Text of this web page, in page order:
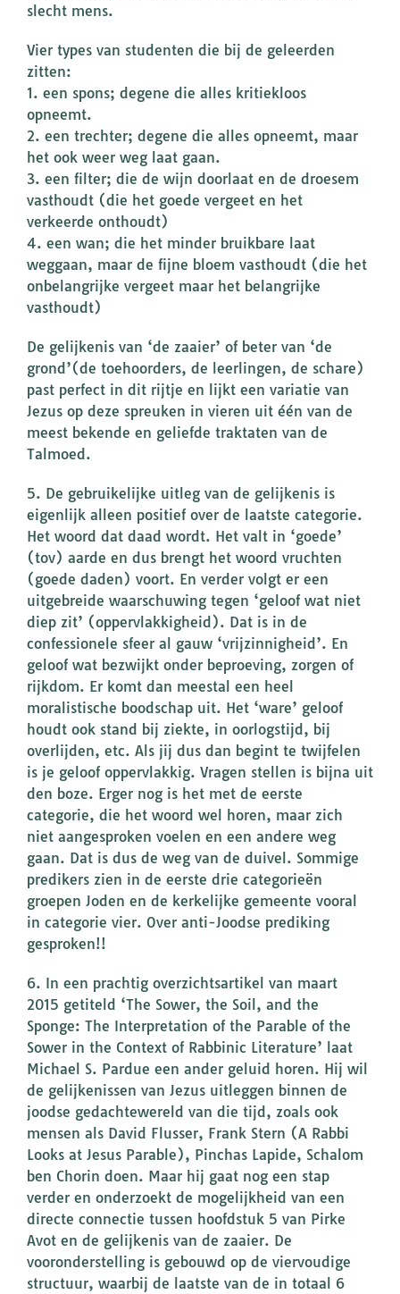
slecht mens.
Vier types van studenten die bij de geleerden
zitten:
1. een spons; degene die alles kritiekloos
opneemt.
2. een trechter; degene die alles opneemt, maar
het ook weer weg laat gaan.
3. een filter; die de wijn doorlaat en de droesem
vasthoudt (die het goede vergeet en het
verkeerde onthoudt)
4. een wan; die het minder bruikbare laat
weggaan, maar de fijne bloem vasthoudt (die het
onbelangrijke vergeet maar het belangrijke
vasthoudt)
De gelijkenis van ‘de zaaier’ of beter van ‘de
grond’(de toehoorders, de leerlingen, de schare)
past perfect in dit rijtje en lijkt een variatie van
Jezus op deze spreuken in vieren uit één van de
meest bekende en geliefde traktaten van de
Talmoed.
5. De gebruikelijke uitleg van de gelijkenis is
eigenlijk alleen positief over de laatste categorie.
Het woord dat daad wordt. Het valt in ‘goede’
(tov) aarde en dus brengt het woord vruchten
(goede daden) voort. En verder volgt er een
uitgebreide waarschuwing tegen ‘geloof wat niet
diep zit’ (oppervlakkigheid). Dat is in de
confessionele sfeer al gauw ‘vrijzinnigheid’. En
geloof wat bezwijkt onder beproeving, zorgen of
rijkdom. Er komt dan meestal een heel
moralistische boodschap uit. Het ‘ware’ geloof
houdt ook stand bij ziekte, in oorlogstijd, bij
overlijden, etc. Als jij dus dan begint te twijfelen
is je geloof oppervlakkig. Vragen stellen is bijna uit
den boze. Erger nog is het met de eerste
categorie, die het woord wel horen, maar zich
niet aangesproken voelen en een andere weg
gaan. Dat is dus de weg van de duivel. Sommige
predikers zien in de eerste drie categorieën
groepen Joden en de kerkelijke gemeente vooral
in categorie vier. Over anti-Joodse prediking
gesproken!!
6. In een prachtig overzichtsartikel van maart
2015 getiteld ‘The Sower, the Soil, and the
Sponge: The Interpretation of the Parable of the
Sower in the Context of Rabbinic Literature’ laat
Michael S. Pardue een ander geluid horen. Hij wil
de gelijkenissen van Jezus uitleggen binnen de
joodse gedachtewereld van die tijd, zoals ook
mensen als David Flusser, Frank Stern (A Rabbi
Looks at Jesus Parable), Pinchas Lapide, Schalom
ben Chorin doen. Maar hij gaat nog een stap
verder en onderzoekt de mogelijkheid van een
directe connectie tussen hoofdstuk 5 van Pirke
Avot en de gelijkenis van de zaaier. De
vooronderstelling is gebouwd op de viervoudige
structuur, waarbij de laatste van de in totaal 6